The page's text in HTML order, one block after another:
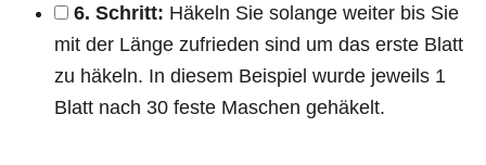
6. Schritt: Häkeln Sie solange weiter bis Sie
mit der Länge zufrieden sind um das erste Blatt
zu häkeln. In diesem Beispiel wurde jeweils 1
Blatt nach 30 feste Maschen gehäkelt.